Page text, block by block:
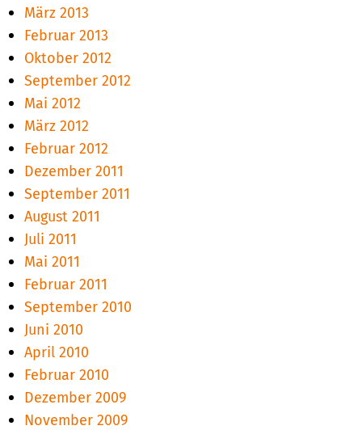
März 2013
Februar 2013
Oktober 2012
September 2012
Mai 2012
März 2012
Februar 2012
Dezember 2011
September 2011
August 2011
Juli 2011
Mai 2011
Februar 2011
September 2010
Juni 2010
April 2010
Februar 2010
Dezember 2009
November 2009